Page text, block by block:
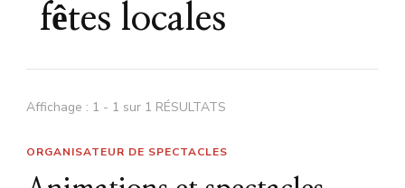
fêtes locales
Affichage : 1 - 1 sur 1 RÉSULTATS
ORGANISATEUR DE SPECTACLES